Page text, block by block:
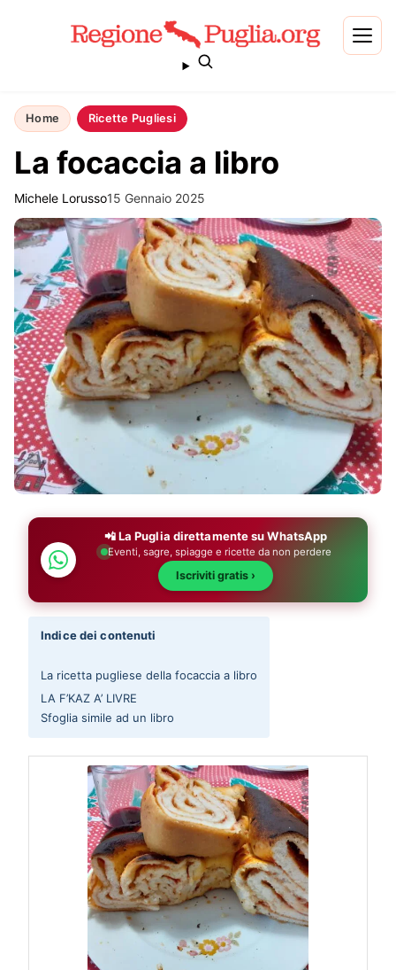
Home Ricette Pugliesi
La focaccia a libro
Michele Lorusso15 Gennaio 2025
📲 La Puglia direttamente su WhatsApp
Eventi, sagre, spiagge e ricette da non perdere
Iscriviti gratis ›
Indice dei contenuti
La ricetta pugliese della focaccia a libro
LA F’KAZ A’ LIVRE
Sfoglia simile ad un libro